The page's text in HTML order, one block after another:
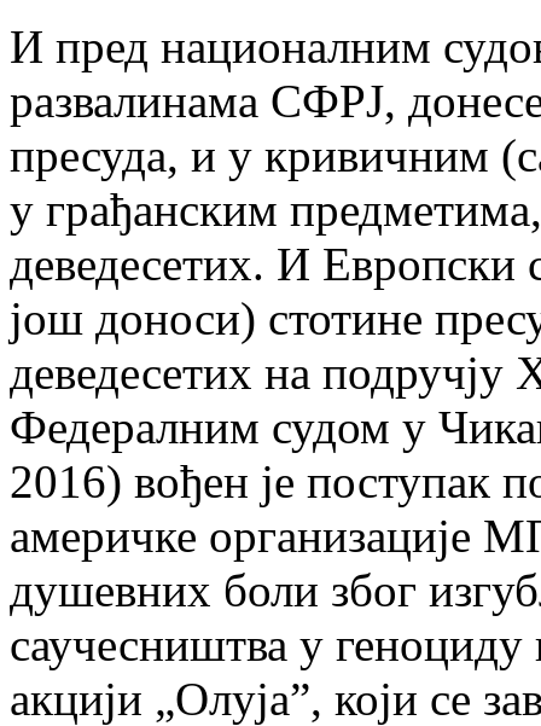
И пред националним
развалинама СФРЈ,
пресуда, и у кривичним
у грађанским
деведесетих. И Европски
још доноси) стотине
деведесетих на
Федералним судом у
2016) вођен је поступак
америчке организације
душевних боли због
саучесништва у
акцији „Олуја”, који се